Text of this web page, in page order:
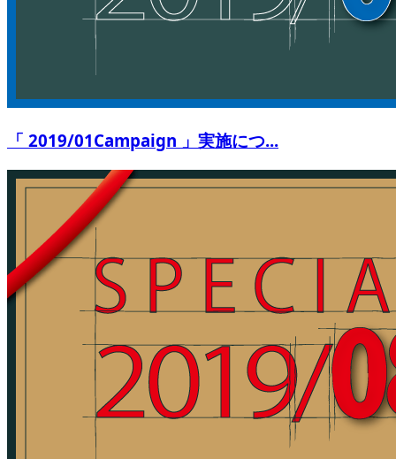
「 2019/01Campaign 」実施につ...